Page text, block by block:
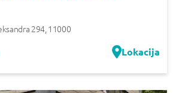
294, 11000
Lokacija